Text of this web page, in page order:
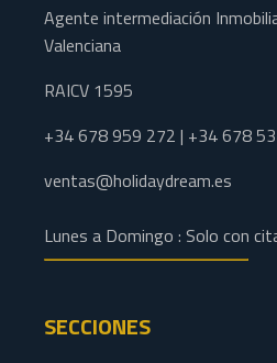
Agente intermediación
Valenciana
RAICV 1595
+34 678 959 272 | +34 678
ventas@holidaydream.es
Lunes a Domingo : Solo con
SECCIONES